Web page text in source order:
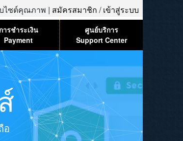
ไซต์คุณภาพ | สมัครสมาชิก /เข้าสู่ระบบ
ารชำระเงิน
Payment
ศูนย์บริการ
Support Center
อ